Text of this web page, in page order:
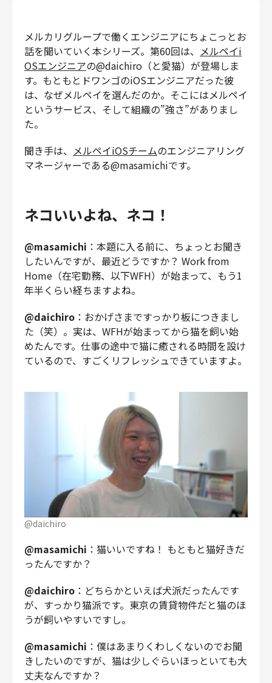
プロダクトマネジメント
データアナリティクス
プロダクトデザイン
クリエイティブ
コーポレート
内部監査・リスク
法務
募集中の求人一覧
メルカリグループで働くエンジニアにちょこっとお
話を聞いていく本シリーズ。第60回は、 メルペイi
OSエンジニアの@daichiro（と愛猫）が登場しま
す。もともとドワンゴのiOSエンジニアだった彼
は、なぜメルペイを選んだのか。そこにはメルペイ
というサービス、そして組織の”強さ”がありまし
た。
聞き手は、 メルペイiOSチームのエンジニアリング
マネージャーである@masamichiです。
ネコいいよね、ネコ！
@masamichi ：本題に入る前に、ちょっとお聞き
したいんですが、最近どうですか？ Work from
Home（在宅勤務、以下WFH）が始まって、もう1
年半くらい経ちますよね。
@daichiro ：おかげさまですっかり板につきまし
た（笑）。実は、WFHが始まってから猫を飼い始
めたんです。仕事の途中で猫に癒される時間を設け
ているので、すごくリフレッシュできていますよ。
@daichiro
@masamichi ：猫いいですね！ もともと猫好きだ
ったんですか？
@daichiro ：どちらかといえば犬派だったんです
が、すっかり猫派です。東京の賃貸物件だと猫のほ
うが飼いやすいですし。
@masamichi ：僕はあまりくわしくないのでお聞
きしたいのですが、猫は少しぐらいほっといても大
丈夫なんですか？